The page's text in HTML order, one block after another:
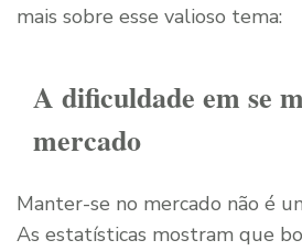
mais sobre esse valioso tema:
A dificuldade em se
mercado
Manter-se no mercado não é
As estatísticas mostram que